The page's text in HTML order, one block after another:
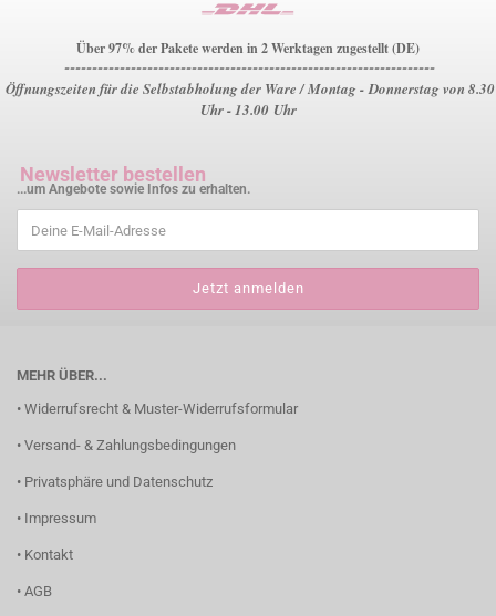
Über 97% der Pakete werden in 2 Werktagen zugestellt (DE)
-------------------------------------------------------------------
Öffnungszeiten für die Selbstabholung der Ware / Montag - Donnerstag von 8.30
Uhr - 13.00 Uhr
Newsletter bestellen
...um Angebote sowie Infos zu erhalten.
MEHR ÜBER...
• Widerrufsrecht & Muster-Widerrufsformular
• Versand- & Zahlungsbedingungen
• Privatsphäre und Datenschutz
• Impressum
• Kontakt
• AGB